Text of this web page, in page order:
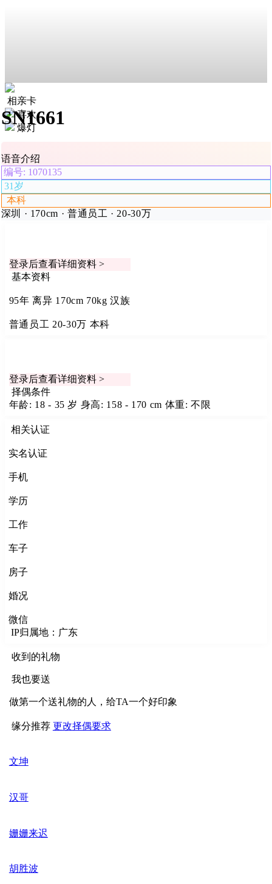
相亲卡
喜欢
爆灯
SN1661
语音介绍
编号: 1070135
31岁
本科
深圳 · 170cm · 普通员工 · 20-30万
登录后查看详细资料 >
基本资料
95年离异 170cm 70kg汉族
普通员工 20-30万 本科
登录后查看详细资料 >
择偶条件
年龄: 18 - 35 岁 身高: 158 - 170 cm 体重: 不限
相关认证
实名认证
手机
学历
工作
车子
房子
婚况
微信
IP归属地：广东
收到的礼物
我也要送
做第一个送礼物的人，给TA一个好印象
缘分推荐 更改择偶要求
文坤
汉哥
姗姗来迟
胡胜波